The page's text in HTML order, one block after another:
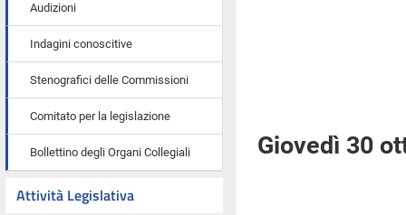
Audizioni
Indagini conoscitive
Stenografici delle Commissioni
Comitato per la legislazione
Bollettino degli Organi Collegiali
Attività Legislativa
Giovedì 30